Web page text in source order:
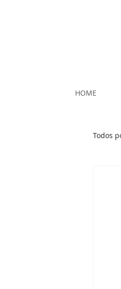
HOME
Todos